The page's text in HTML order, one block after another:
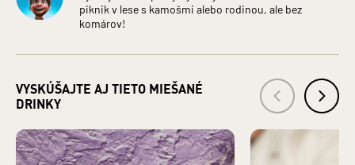
ČAJOVÉ), HROZNOVÝ KONCENTRÁT, ARÓMY, DESTILÁTY
(VÍNNY, SLIVKOVÝ), FARBIVO: OBYČAJNÝ KARAMEL
Druh alkoholu: Likéry
Krajina pôvodu základnej zložky: Česká republika
Bezpečnostné informácie: Zákaz predaja alkoholických
ovplyvneným alkoholom. §3 ods. 2 zákona č. 219/1996 Z.z. o
ochrane pred zneužívaním alkoholických nápojov a o
piknik v lese s kamošmi alebo rodinou, ale bez
komárov!
VYSKÚŠAJTE AJ TIETO MIEŠANÉ
DRINKY